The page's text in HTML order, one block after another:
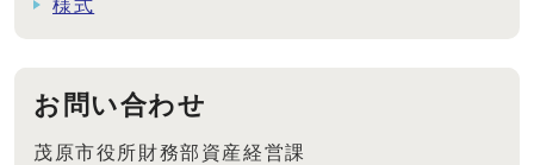
様式
お問い合わせ
茂原市役所財務部資産経営課